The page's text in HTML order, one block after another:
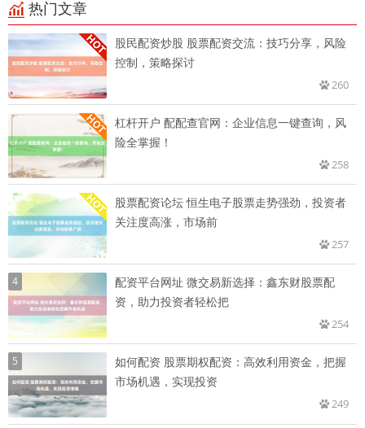
热门文章
股民配资炒股 股票配资交流：技巧分享，风险
控制，策略探讨
260
杠杆开户 配配查官网：企业信息一键查询，风
险全掌握！
258
股票配资论坛 恒生电子股票走势强劲，投资者
关注度高涨，市场前
257
4
配资平台网址 微交易新选择：鑫东财股票配
资，助力投资者轻松把
254
5
如何配资 股票期权配资：高效利用资金，把握
市场机遇，实现投资
249